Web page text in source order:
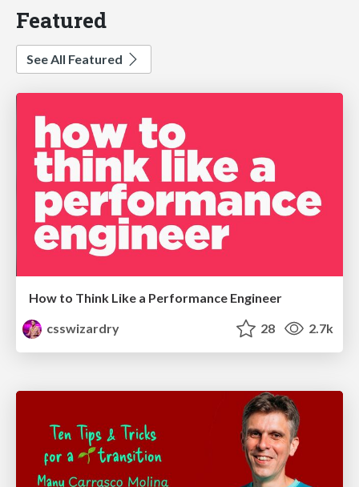
Featured
See All Featured
How to Think Like a Performance Engineer
csswizardry
28 2.7k